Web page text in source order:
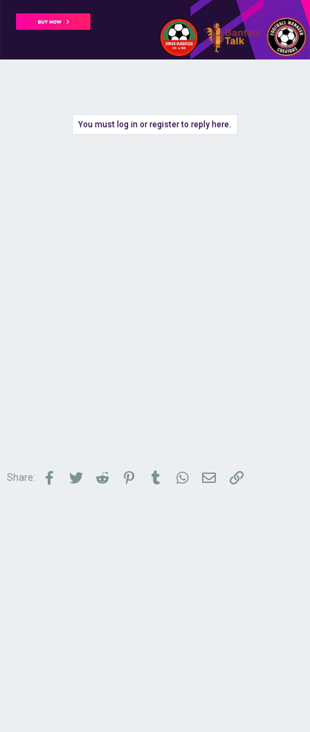
You must log in or register to reply here.
Share: Facebook
TwitterReddit PinterestTumblrWhatsApp
Email Link